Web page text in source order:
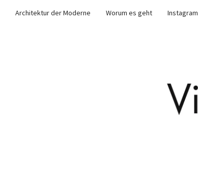
Architektur der Moderne Worum es geht Instagram